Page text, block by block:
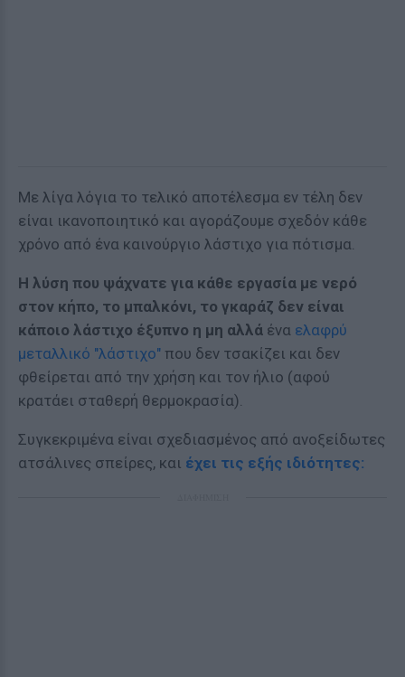
Με λίγα λόγια το τελικό αποτέλεσμα εν τέλη δεν
είναι ικανοποιητικό και αγοράζουμε σχεδόν κάθε
χρόνο από ένα καινούργιο λάστιχο για πότισμα.
Η λύση που ψάχνατε για κάθε εργασία με νερό
στον κήπο, το μπαλκόνι, το γκαράζ δεν είναι
κάποιο λάστιχο έξυπνο η μη αλλά ένα ελαφρύ
μεταλλικό "λάστιχο" που δεν τσακίζει και δεν
φθείρεται από την χρήση και τον ήλιο (αφού
κρατάει σταθερή θερμοκρασία).
Συγκεκριμένα είναι σχεδιασμένος από ανοξείδωτες
ατσάλινες σπείρες, και έχει τις εξής ιδιότητες: